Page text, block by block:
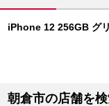
iPhone 12 256GB グ
朝倉市の店舗を